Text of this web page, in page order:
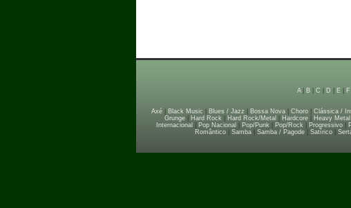
A| B| C D E| F
Axé
Black Music Blues / Jazz Bossa Nova Choro Clássica /
Grunge| Hard Rock| Hard Rock/Metal Hardcore| Heavy Metal
Internacional
Pop Nacional Pop/Punk| Pop/Rock| Progressivo|
Romântico| Samba| Samba / Pagode| Satírico|